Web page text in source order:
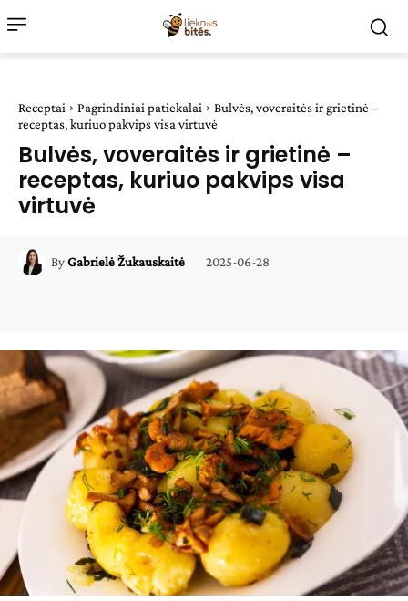
Receptai Pagrindiniai patiekalai
Bulvės, voveraitės ir grietinė –
receptas, kuriuo pakvips visa virtuvė
Bulvės, voveraitės ir grietinė –
receptas, kuriuo pakvips visa
virtuvė
ByGabrielė Žukauskaitė 2025-06-28